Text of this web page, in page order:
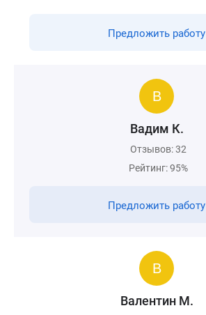
Предложить работу
Вадим К.
Отзывов: 32
Рейтинг: 95%
Предложить работу
Валентин М.